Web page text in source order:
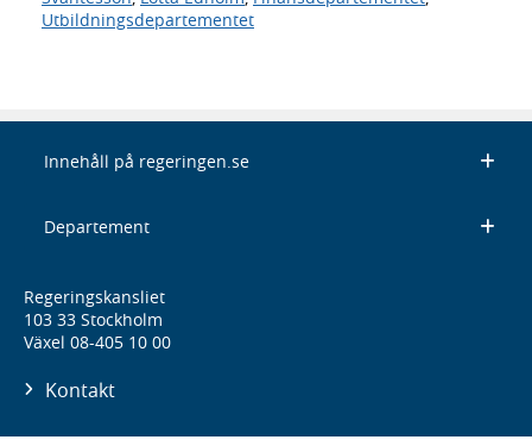
Utbildningsdepartementet
Innehåll på regeringen.se
Departement
Regeringskansliet
103 33 Stockholm
Växel 08-405 10 00
Kontakt